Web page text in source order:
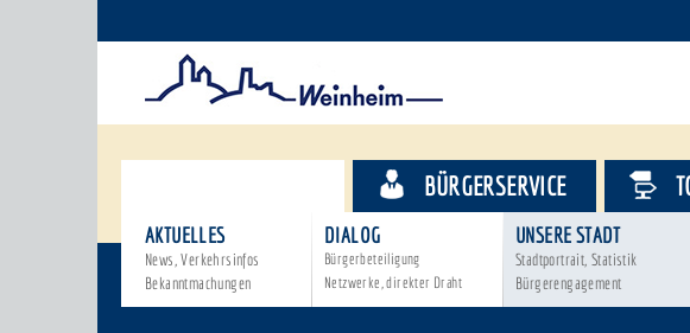
AKTUELLES
News, Verkehrsinfos
Bekanntmachungen
DIALOG
Bürgerbeteiligung
Netzwerke, direkter Draht
UNSERE STADT
Stadtportrait, Statistik
Bürgerengagement
BÜRGERSERVICE